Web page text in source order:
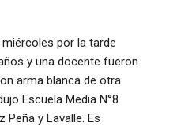
por la tarde
y una docente fueron
arma blanca de otra
Escuela Media N°8
Peña y Lavalle. Es